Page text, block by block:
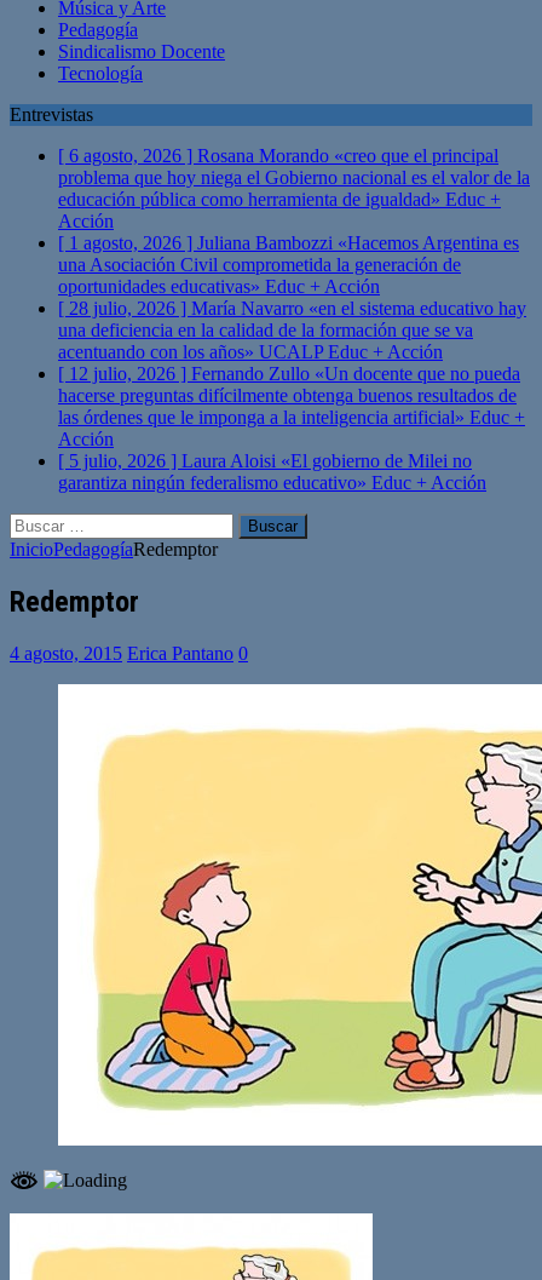
Música y Arte
Pedagogía
Sindicalismo Docente
Tecnología
Entrevistas
[ 6 agosto, 2026 ] Rosana Morando «creo que el principal
problema que hoy niega el Gobierno nacional es el valor de la
educación pública como herramienta de igualdad» Educ +
Acción
[ 1 agosto, 2026 ] Juliana Bambozzi «Hacemos Argentina es
una Asociación Civil comprometida la generación de
oportunidades educativas» Educ + Acción
[ 28 julio, 2026 ] María Navarro «en el sistema educativo hay
una deficiencia en la calidad de la formación que se va
acentuando con los años» UCALPEduc + Acción
[ 12 julio, 2026 ] Fernando Zullo «Un docente que no pueda
hacerse preguntas difícilmente obtenga buenos resultados de
las órdenes que le imponga a la inteligencia artificial» Educ +
Acción
[ 5 julio, 2026 ] Laura Aloisi «El gobierno de Milei no
garantiza ningún federalismo educativo» Educ + Acción
Buscar:
InicioPedagogíaRedemptor
Redemptor
4 agosto, 2015 Erica Pantano 0